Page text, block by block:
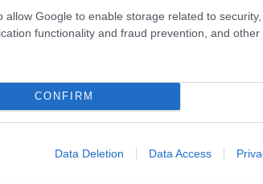
allow Google to enable storage related to
functionality and fraud prevention, and other
CONFIRM
Data Deletion Data Access